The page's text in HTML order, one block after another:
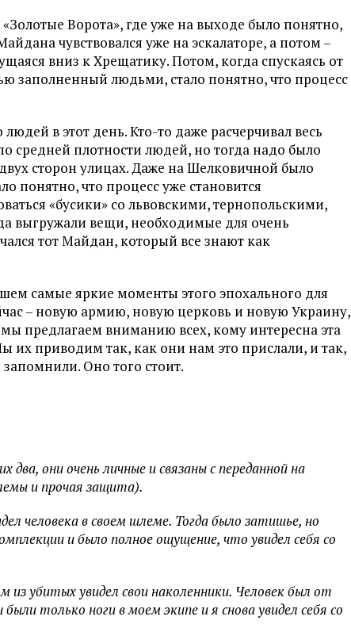
Ворота», где уже на выходе было понятно,
чувствовался уже на эскалаторе, а потом –
вниз к Хрещатику. Потом, когда спускаясь от
заполненный людьми, стало понятно, что процесс
в этот день. Кто-то даже расчерчивал весь
средней плотности людей, но тогда надо было
сторон улицах. Даже на Шелковичной было
понятно, что процесс уже становится
«бусики» со львовскими, тернопольскими,
выгружали вещи, необходимые для очень
тот Майдан, который все знают как
самые яркие моменты этого эпохального для
– новую армию, новую церковь и новую Украину,
предлагаем вниманию всех, кому интересна эта
их приводим так, как они нам это прислали, и так,
Оно того стоит.
два, они очень личные и связаны с переданной на
и прочая защита).
человека в своем шлеме. Тогда было затишье, но
и было полное ощущение, что увидел себя со
убитых увидел свои наколенники. Человек был от
только ноги в моем экипе и я снова увидел себя со